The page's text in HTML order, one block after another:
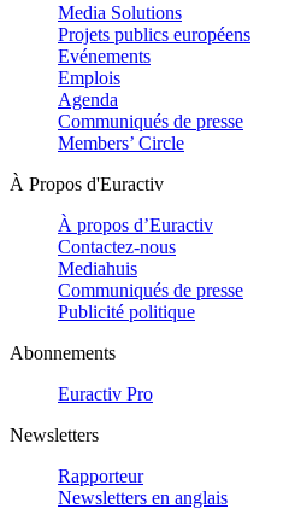
Media Solutions
Projets publics européens
Evénements
Emplois
Agenda
Communiqués de presse
Members’ Circle
À Propos d'Euractiv
À propos d’Euractiv
Contactez-nous
Mediahuis
Communiqués de presse
Publicité politique
Abonnements
Euractiv Pro
Newsletters
Rapporteur
Newsletters en anglais